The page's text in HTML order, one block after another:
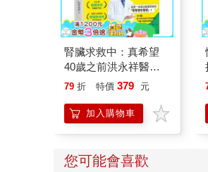
腎臟求救中：真希望
40歲之前洪永祥醫師
就告訴我這些事
79 折 特價 379 元
加入購物車
您可能會喜歡